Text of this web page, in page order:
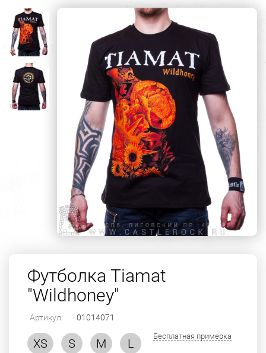
Футболка Tiamat
"Wildhoney"
Артикул: 01014071
XS S M
L
Бесплатная примерка